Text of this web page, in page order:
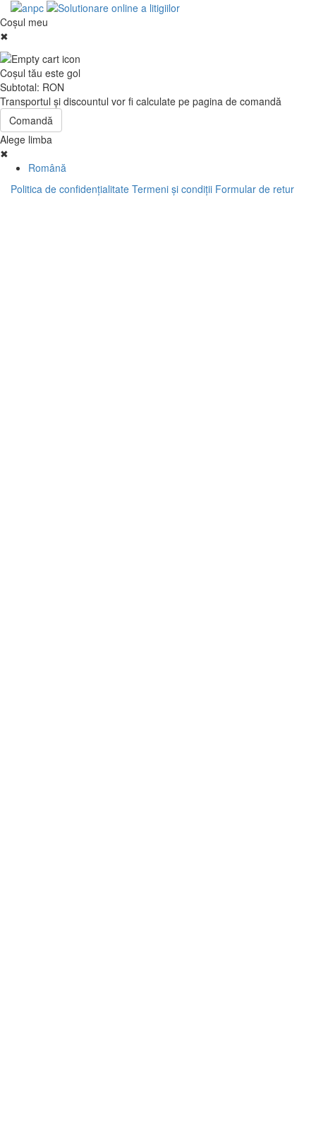
Coşul meu
✖
Coşul tău este gol
Subtotal: RON
Transportul şi discountul vor fi calculate pe pagina de comandă
Comandă
Alege limba
✖
Română
Politica de confidenţialitate Termeni şi condiţii Formular de retur